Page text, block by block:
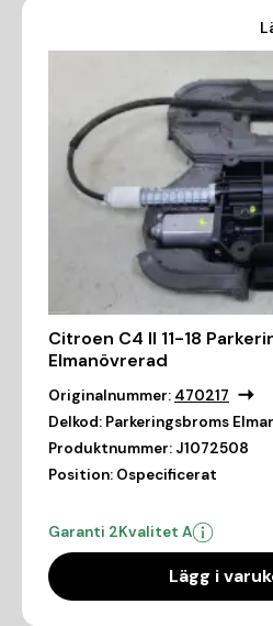
Citroen C4 II 11-18
Elmanövrerad
Originalnummer: 470217
Delkod: Parkeringsbroms
Produktnummer: J1072508
Position: Ospecificerat
Garanti 2Kvalitet A
Lägg i